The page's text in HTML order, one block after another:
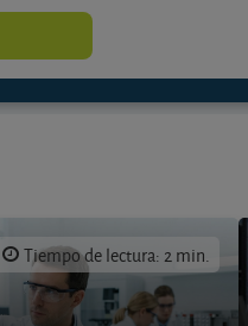
Tiempo de lectura: 2 min.